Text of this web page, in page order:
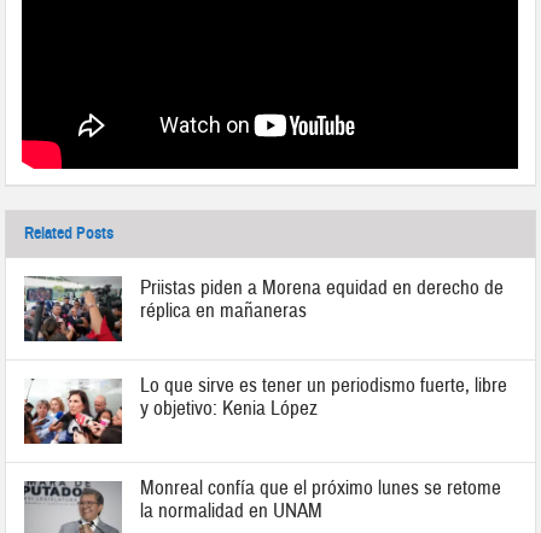
Related Posts
Priistas piden a Morena equidad en derecho de
réplica en mañaneras
Lo que sirve es tener un periodismo fuerte, libre
y objetivo: Kenia López
Monreal confía que el próximo lunes se retome
la normalidad en UNAM